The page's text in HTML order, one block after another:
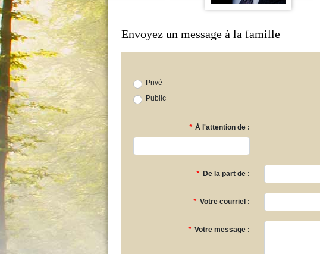
Envoyez un message à la famille
Privé
Public
* À l'attention de :
* De la part de :
* Votre courriel :
* Votre message :